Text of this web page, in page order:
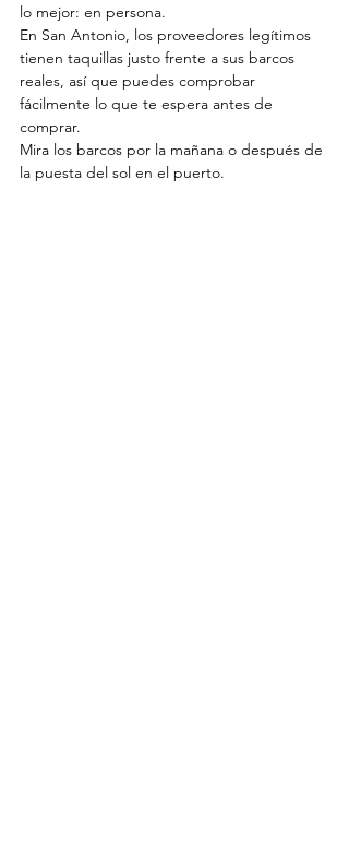
lo mejor: en persona.
En San Antonio, los proveedores legítimos
tienen taquillas justo frente a sus barcos
reales, así que puedes comprobar
fácilmente lo que te espera antes de
comprar.
Mira los barcos por la mañana o después de
la puesta del sol en el puerto.